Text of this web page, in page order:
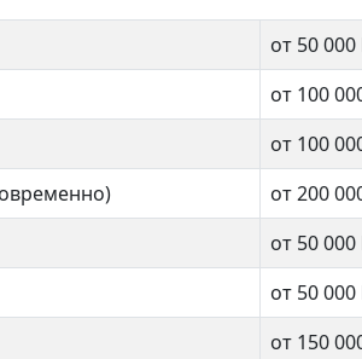
от 50 000
от 100
от 100
от 200
от 50 000
от 50 000
от 150